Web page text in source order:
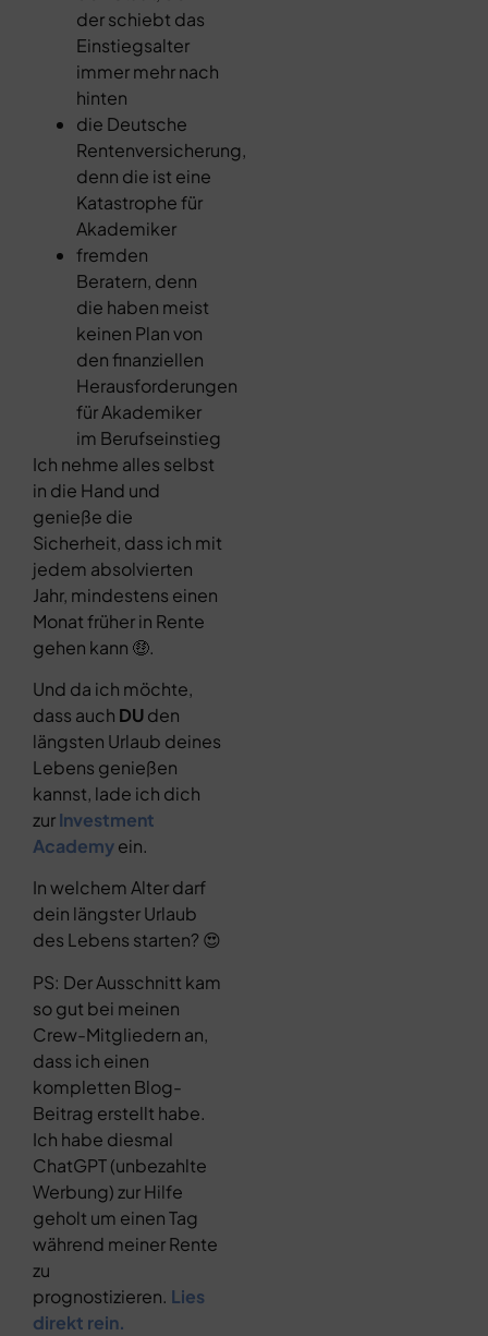
der schiebt das
Einstiegsalter
immer mehr nach
hinten
die Deutsche
Rentenversicherung,
denn die ist eine
Katastrophe für
Akademiker
fremden
Beratern, denn
die haben meist
keinen Plan von
den finanziellen
Herausforderungen
für Akademiker
im Berufseinstieg
Ich nehme alles selbst
in die Hand und
genieße die
Sicherheit, dass ich mit
jedem absolvierten
Jahr, mindestens einen
Monat früher in Rente
gehen kann 🤑.
Und da ich möchte,
dass auch DUden
längsten Urlaub deines
Lebens genießen
kannst, lade ich dich
zurInvestment
Academyein.
In welchem Alter darf
dein längster Urlaub
des Lebens starten? 😍
PS: Der Ausschnitt kam
so gut bei meinen
Crew-Mitgliedern an,
dass ich einen
kompletten Blog-
Beitrag erstellt habe.
Ich habe diesmal
ChatGPT (unbezahlte
Werbung) zur Hilfe
geholt um einen Tag
während meiner Rente
zu
prognostizieren. Lies
direkt rein.